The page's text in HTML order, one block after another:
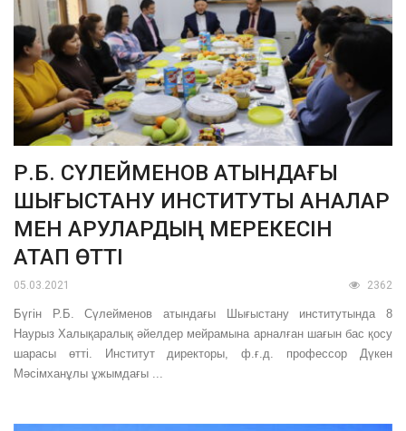
Р.Б. СҮЛЕЙМЕНОВ АТЫНДАҒЫ
ШЫҒЫСТАНУ ИНСТИТУТЫ АНАЛАР
МЕН АРУЛАРДЫҢ МЕРЕКЕСІН
АТАП ӨТТІ
05.03.2021 2362
Бүгін Р.Б. Сүлейменов атындағы Шығыстану институтында 8
Наурыз Халықаралық әйелдер мейрамына арналған шағын бас қосу
шарасы өтті. Институт директоры, ф.ғ.д. профессор Дүкен
Мәсімханұлы ұжымдағы ...